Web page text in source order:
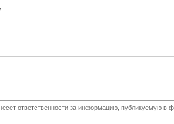
ответственности за информацию, публикуемую